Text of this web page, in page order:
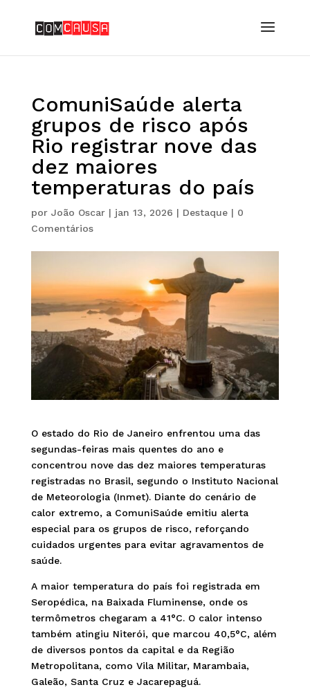
ComuniSaúde alerta
grupos de risco após
Rio registrar nove das
dez maiores
temperaturas do país
por João Oscar| jan 13, 2026 | Destaque| 0
Comentários
O estado do Rio de Janeiro enfrentou uma das
segundas-feiras mais quentes do ano e
concentrou nove das dez maiores temperaturas
registradas no Brasil, segundo o Instituto Nacional
de Meteorologia (Inmet). Diante do cenário de
calor extremo, a ComuniSaúde emitiu alerta
especial para os grupos de risco, reforçando
cuidados urgentes para evitar agravamentos de
saúde.
A maior temperatura do país foi registrada em
Seropédica, na Baixada Fluminense, onde os
termômetros chegaram a 41°C. O calor intenso
também atingiu Niterói, que marcou 40,5°C, além
de diversos pontos da capital e da Região
Metropolitana, como Vila Militar, Marambaia,
Galeão, Santa Cruz e Jacarepaguá.